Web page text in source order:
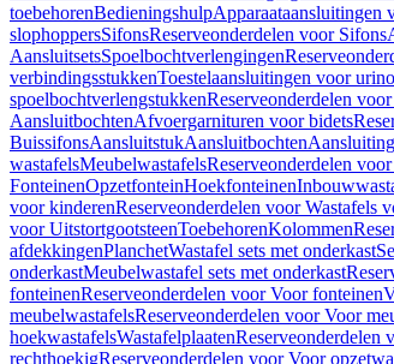
toebehorenBedieningshulpApparaataansluitingen
slophoppersSifonsReserveonderdelen voor Sifons
AansluitsetsSpoelbochtverlengingen
verbindingsstukkenToestelaansluitingen voor
spoelbochtverlengstukkenReserveonderdelen
AansluitbochtenAfvoergarnituren voor bidets
BuissifonsAansluitstukAansluitbochten
wastafelsMeubelwastafelsReserveonderdelen
FonteinenOpzetfonteinHoekfonteinen
voor kinderenReserveonderdelen voor Wastafels
voor UitstortgootsteenToebehorenKolommen
afdekkingenPlanchetWastafel sets met onderkast
onderkastMeubelwastafel sets met onderkast
fonteinenReserveonderdelen voor Voor fonteinen
meubelwastafelsReserveonderdelen voor Voor
hoekwastafelsWastafelplaatenReserveonderdelen
rechthoekigReserveonderdelen voor Voor